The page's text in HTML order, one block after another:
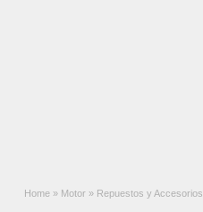
Home » Motor » Repuestos y Accesorios